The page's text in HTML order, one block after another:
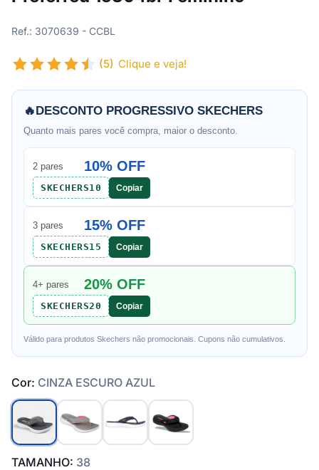
Ref.: 3070639 - CCBL
(5) Clique e veja!
🔥DESCONTO PROGRESSIVO SKECHERS
Quanto mais pares você compra, maior o desconto.
2 pares 10% OFF
SKECHERS10 Copiar
3 pares 15% OFF
SKECHERS15 Copiar
4+ pares 20% OFF
SKECHERS20 Copiar
Válido para produtos Skechers não promocionais. Cupons não cumulativos.
Cor: CINZA ESCURO AZUL
TAMANHO: 38